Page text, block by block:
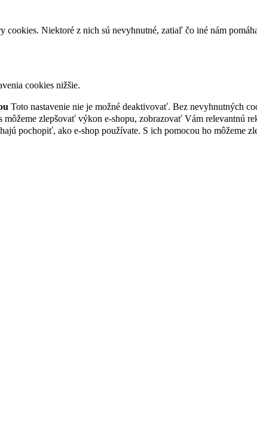
cookies. Niektoré z nich sú nevyhnutné, zatiaľ čo iné nám
cookies nižšie.
Toto nastavenie nie je možné deaktivovať. Bez nevyhnutných
zlepšovať výkon e-shopu, zobrazovať Vám relevantnú
pochopiť, ako e-shop používate. S ich pomocou ho môžeme